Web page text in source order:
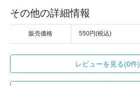
その他の詳細情報
販売価格 550円(税込)
レビューを見る(0件)